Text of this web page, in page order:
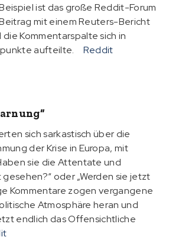
ist das große Reddit-Forum
mit einem Reuters-Bericht
Kommentarspalte sich in
aufteilte.
Reddit
sich sarkastisch über die
der Krise in Europa, mit
sie die Attentate und
oder „Werden sie jetzt
Kommentare zogen vergangene
Atmosphäre heran und
endlich das Offensichtliche